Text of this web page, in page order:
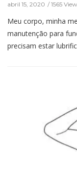
abril 15, 2020 1565
Meu corpo, minha
manutenção para
precisam estar